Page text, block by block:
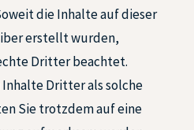
die Inhalte auf dieser
erstellt wurden,
Dritter beachtet.
Dritter als solche
Sie trotzdem auf eine